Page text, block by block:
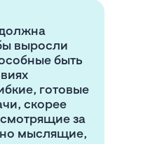
выросли
быть
готовые
скорее
за
мыслящие,